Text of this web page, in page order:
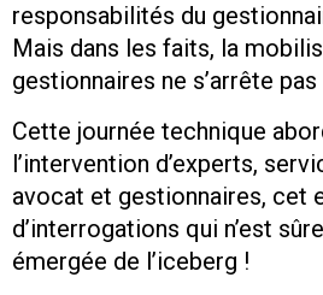
responsabilités du
Mais dans les faits, la
gestionnaires ne s’arrête
Cette journée technique
l’intervention d’experts,
avocat et gestionnaires, cet
d’interrogations qui n’est
émergée de l’iceberg !